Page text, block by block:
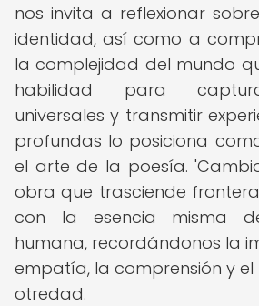
nos invita a reflexionar
identidad, así como a
la complejidad del mundo
habilidad para
universales y transmitir
profundas lo posiciona
el arte de la poesía.
obra que trasciende
con la esencia misma
humana, recordándonos la
empatía, la comprensión y
otredad.